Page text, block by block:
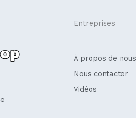
Entreprises
À propos de nous
Nous contacter
Vidéos